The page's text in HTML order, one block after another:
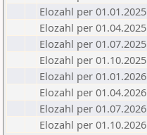
Elozahl per 01.01.2025
Elozahl per 01.04.2025
Elozahl per 01.07.2025
Elozahl per 01.10.2025
Elozahl per 01.01.2026
Elozahl per 01.04.2026
Elozahl per 01.07.2026
Elozahl per 01.10.2026